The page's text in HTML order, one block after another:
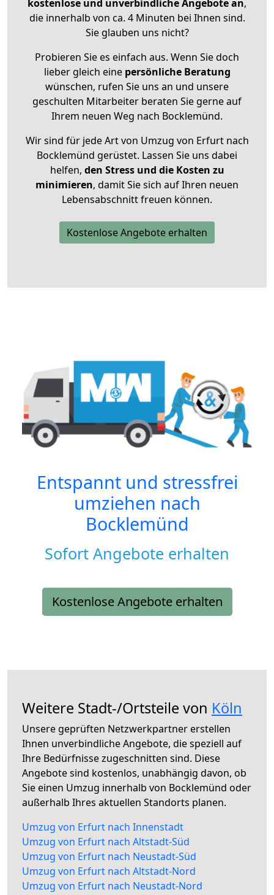
kostenlose und unverbindliche Angebote an,
die innerhalb von ca. 4 Minuten bei Ihnen sind.
Sie glauben uns nicht?
Probieren Sie es einfach aus. Wenn Sie doch
lieber gleich eine persönliche Beratung
wünschen, rufen Sie uns an und unsere
geschulten Mitarbeiter beraten Sie gerne auf
Ihrem neuen Weg nach Bocklemünd.
Wir sind für jede Art von Umzug von Erfurt nach
Bocklemünd gerüstet. Lassen Sie uns dabei
helfen, den Stress und die Kosten zu
minimieren, damit Sie sich auf Ihren neuen
Lebensabschnitt freuen können.
Kostenlose Angebote erhalten
Entspannt und stressfrei
umziehen nach
Bocklemünd
Sofort Angebote erhalten
Kostenlose Angebote erhalten
Weitere Stadt-/Ortsteile von Köln
Unsere geprüften Netzwerkpartner erstellen
Ihnen unverbindliche Angebote, die speziell auf
Ihre Bedürfnisse zugeschnitten sind. Diese
Angebote sind kostenlos, unabhängig davon, ob
Sie einen Umzug innerhalb von Bocklemünd oder
außerhalb Ihres aktuellen Standorts planen.
Umzug von Erfurt nach Innenstadt
Umzug von Erfurt nach Altstadt-Süd
Umzug von Erfurt nach Neustadt-Süd
Umzug von Erfurt nach Altstadt-Nord
Umzug von Erfurt nach Neustadt-Nord